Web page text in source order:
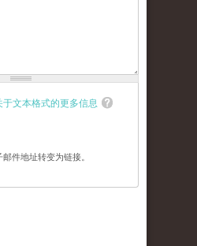
于文本格式的更多信息
件地址转变为链接。